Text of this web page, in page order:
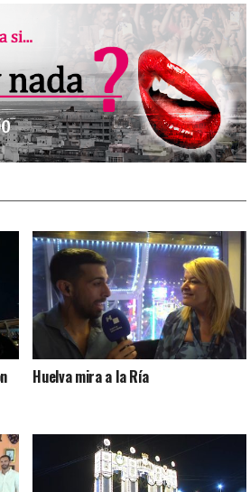
Huelva mira a la Ría